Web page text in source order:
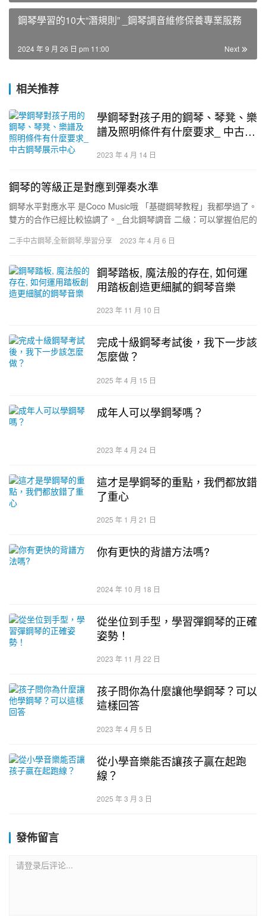
鋼琴學習的10大“潛規則” _鋼琴調音維修保養專業服務
Next
2024 年 9 月 26 日 pm 11:00
相关推荐
學鋼琴對孩子用的鋼琴、琴凳、樂
譜及照明條件有什麼要求_ 中古鋼
2023 年 4 月 14 日
鋼琴的等級正是對應到彈奏水準
鋼琴水平對應水平 是Coco Music哦 「基礎鋼琴教程」我都學過了。
雙方的合作已經比較協調了。_台北鋼琴調音 二級：可以掌握伯尼的
二手中古鋼琴,全新鋼琴,學習分享 2023 年 4 月 6 日
鋼琴踏板, 魔法般的存在, 如何運
用踏板創造更細膩的鋼琴音樂
2023 年 11 月 10 日
完成十級鋼琴考試後，我下一步該
怎麼做？
2025 年 4 月 15 日
成年人可以學鋼琴嗎？
2023 年 4 月 24 日
這才是學鋼琴的重點，我們都放錯
了重心
2025 年 1 月 21 日
你有更快的背譜方法嗎?
2024 年 10 月 18 日
從坐位到手型，學習彈鋼琴的正確
姿勢！
2023 年 11 月 22 日
孩子問你為什麼讓他學鋼琴？可以
這樣回答
2023 年 4 月 5 日
從小學音樂能否讓孩子贏在起跑
線？
2025 年 3 月 3 日
發佈留言
请登录后评论...